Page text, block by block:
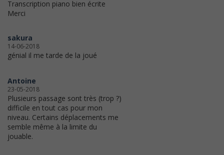
Transcription piano bien écrite
Merci
sakura
14-06-2018
génial il me tarde de la joué
Antoine
23-05-2018
Plusieurs passage sont très (trop ?)
difficile en tout cas pour mon
niveau. Certains déplacements me
semble même à la limite du
jouable.